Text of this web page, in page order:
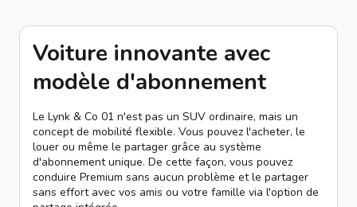
Voiture innovante avec
modèle d'abonnement
Le Lynk & Co 01 n'est pas un SUV ordinaire, mais un
concept de mobilité flexible. Vous pouvez l'acheter, le
louer ou même le partager grâce au système
d'abonnement unique. De cette façon, vous pouvez
conduire Premium sans aucun problème et le partager
sans effort avec vos amis ou votre famille via l'option de